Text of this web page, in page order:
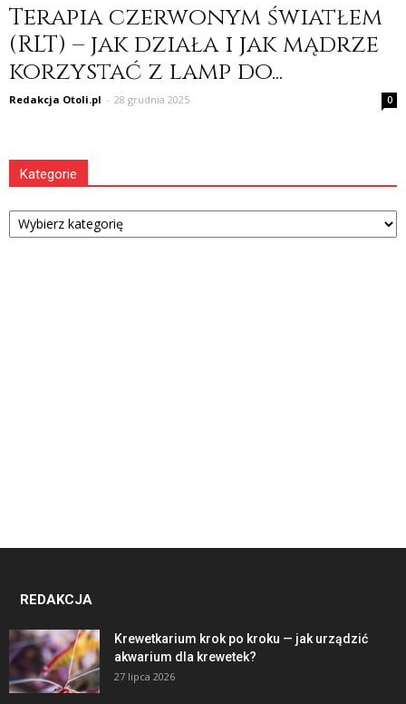
Terapia czerwonym światłem
(RLT) – jak działa i jak mądrze
korzystać z lamp do...
Redakcja Otoli.pl - 28 grudnia 2025 0
Kategorie
Kategorie
REDAKCJA
Krewetkarium krok po kroku — jak urządzić
akwarium dla krewetek?
27 lipca 2026